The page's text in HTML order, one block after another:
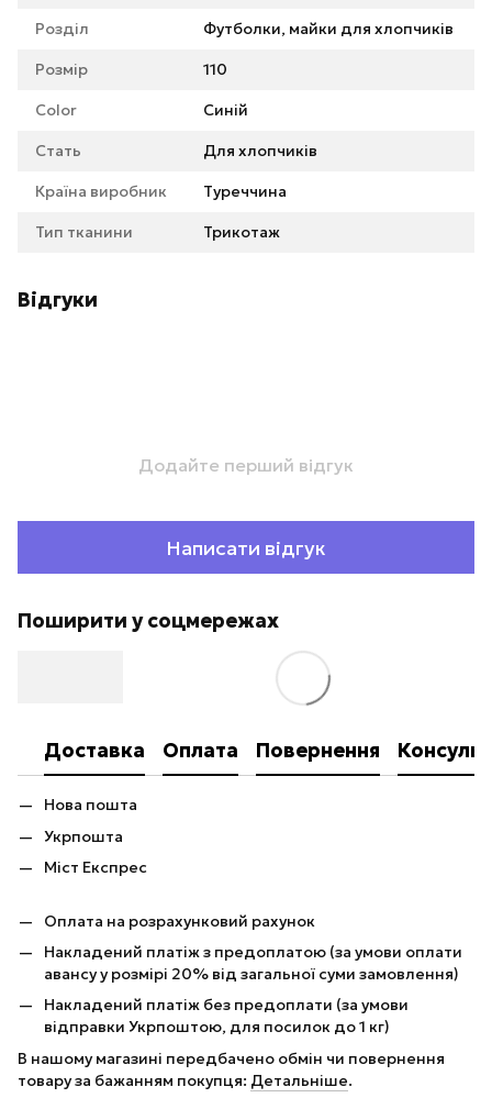
Розділ Футболки, майки для хлопчиків
Розмір 110
Color Синій
Стать Для хлопчиків
Країна виробник Туреччина
Тип тканини Трикотаж
Відгуки
Додайте перший відгук
Написати відгук
Поширити у соцмережах
Доставка Оплата Повернення
Нова пошта
Укрпошта
Міст Експрес
Оплата на розрахунковий рахунок
Накладений платіж з предоплатою (за умови оплати
авансу у розмірі 20% від загальної суми замовлення)
Накладений платіж без предоплати (за умови
відправки Укрпоштою, для посилок до 1 кг)
В нашому магазині передбачено обмін чи повернення
товару за бажанням покупця: Детальніше.